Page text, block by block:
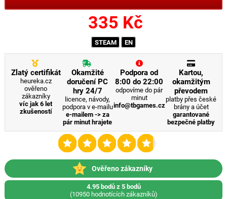
335 Kč
STEAM EN
Zlatý certifikát
heureka.cz
ověřeno
zákazníky
víc jak 6 let
zkušeností
Okamžité
doručení PC
hry 24/7
licence, návody,
podpora v e-mailu
e-mailem -> za
pár minut hrajete
Podpora od
8:00 do 22:00
odpovíme do pár
minut
info@tbgames.cz
Kartou,
okamžitým
převodem
platby přes české
brány a účet
garantované
bezpečné platby
Ověřeno zákazníky
4.95 bodů z 5 bodů
(10950 hodnotících zákazníků)